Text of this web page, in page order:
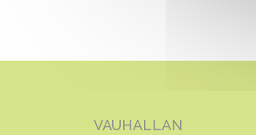
VAUHALLAN